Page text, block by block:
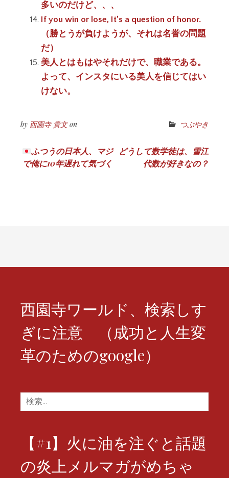
多いのだけど、、、
If you win or lose, It’s a question of honor.
（勝とうが負けようが、それは名誉の問題
だ）
美人とはもはやそれだけで、職業である。
よって、インスタにいる美人を信じてはい
けない。
by 西園寺 貴文on つぶやき
投
稿
シ
ン
ふつうの日本人、マジ
で俺に10年遅れて気づく
どうして数学徒は、雪江
代数が好きなの？
西園寺ワールド、検索しす
ぎに注意 （成功と人生変
革のためのgoogle）
検
索:
【#1】火に油を注ぐと話題
の炎上メルマガがめちゃ